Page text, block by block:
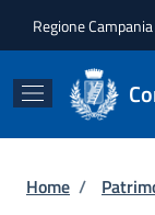
Regione Campania
Briciole
Home /